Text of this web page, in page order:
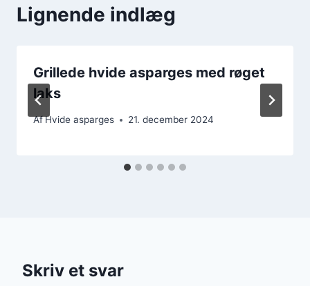
Lignende indlæg
Grillede hvide asparges med røget
laks
AfHvide asparges 21. december 2024
Skriv et svar